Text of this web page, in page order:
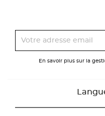
En savoir plus sur la